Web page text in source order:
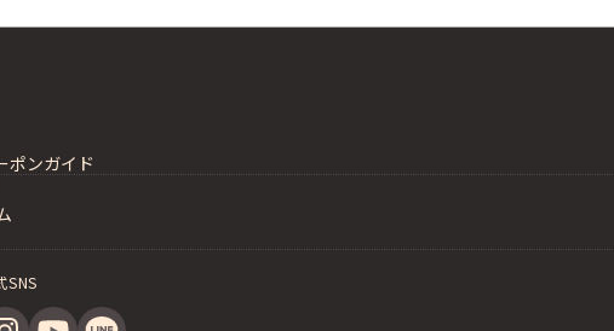
ポンガイド
SNS